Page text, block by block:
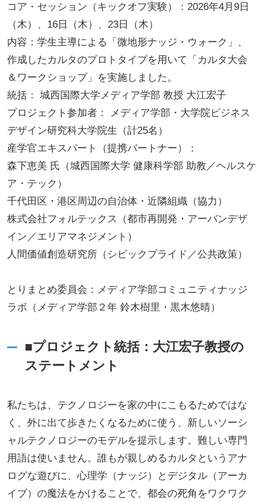
コア・セッション（キックオフ実験）：2026年4月9日
（木）、16日（木）、23日（木）
内容：学生主導による「微地形ナッジ・ウォーク」、
作成したカルタのプロトタイプを用いて「カルタ大会
＆ワークショップ」を実施しました。
統括： 城西国際大学メディア学部 教授 大江宏子
プロジェクト参加者： メディア学部・大学院ビジネス
デザイン研究科大学院生（計25名）
産学官エキスパート（提携パートナー）：
森下恵美 氏（城西国際大学 健康科学部 助教／ヘルスケ
ア・テック）
千代田区・港区周辺の自治体・近隣組織（協力）
株式会社フォルテックス（都市再開発・アーバンデザ
イン／エリアマネジメント）
人間価値創造研究所（シビックプライド／公共政策）
とりまとめ委員会：メディア学部コミュニティナッジ
ラボ（メディア学部２年 鈴木樹里・黒木悠晴）
■プロジェクト統括：大江宏子教授の
ステートメント
私たちは、テクノロジーを家の中にこもるためではな
く、外に出て歩きたくなるために使う、新しいソーシ
ャルテクノロジーのモデルを提示します。難しい専門
用語は使いません。誰もが親しめるカルタというアナ
ログな遊びに、心理学（ナッジ）とデジタル（アーカ
イブ）の魔法をかけることで、都会の死角をワクワク